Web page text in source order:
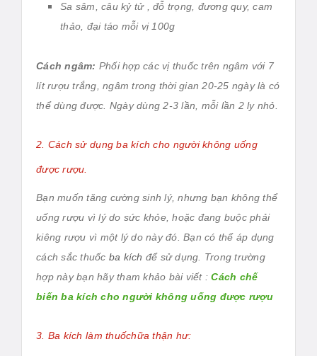
Sa sâm, câu kỷ tử , đỗ trọng, đương quy, cam
thảo, đại táo mỗi vị 100g
Cách ngâm: Phối hợp các vị thuốc trên ngâm với 7
lít rượu trắng, ngâm trong thời gian 20-25 ngày là có
thể dùng được. Ngày dùng 2-3 lần, mỗi lần 2 ly nhỏ.
2. Cách sử dụng ba kích cho người không uống
được rượu.
Bạn muốn tăng cường sinh lý, nhưng bạn không thể
uống rượu vì lý do sức khỏe, hoặc đang buộc phải
kiêng rượu vì một lý do này đó. Bạn có thể áp dụng
cách sắc thuốc ba kích để sử dụng. Trong trường
hợp này bạn hãy tham khảo bài viết :Cách chế
biến ba kích cho người không uống được rượu
3. Ba kích làm thuốchữa thận hư: